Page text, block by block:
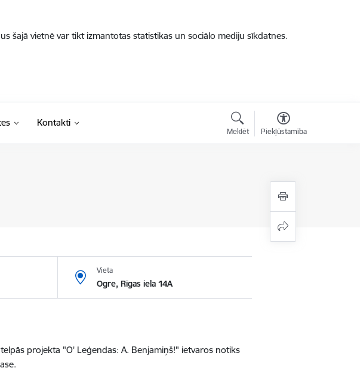
šajā vietnē var tikt izmantotas statistikas un sociālo mediju sīkdatnes.
Kontakti
Meklēt Piekļūstamība
Vieta
Ogre, Rīgas iela 14A
telpās projekta "O' Leģendas: A. Benjamiņš!" ietvaros notiks